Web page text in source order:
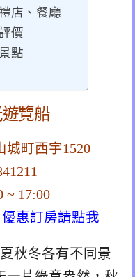
店、餐廳
價
點
覽船
城町西宇1520
~ 17:00
優惠訂房請點我
秋冬各有不同景